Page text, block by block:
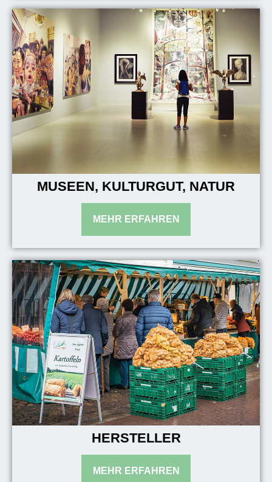
MUSEEN, KULTURGUT, NATUR
HERSTELLER